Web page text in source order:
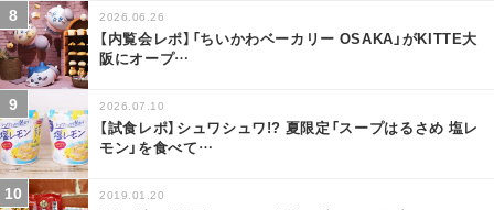
2026.06.26
【内覧会レポ】「ちいかわベーカリー OSAKA」がKITTE大
阪にオープ…
2026.07.10
【試食レポ】シュワシュワ!? 夏限定「スープはるさめ 塩レ
モン」を食べて…
2019.01.20